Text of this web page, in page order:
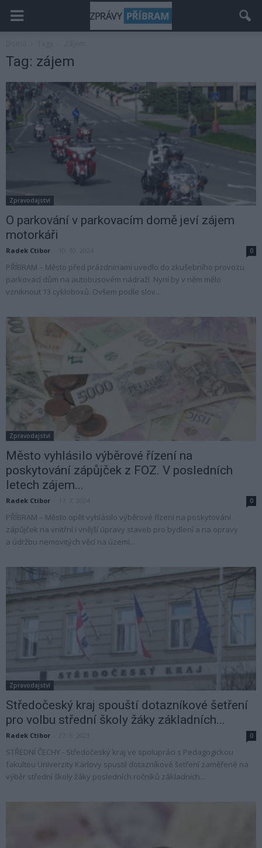
Tag: zájem
Zpravodajství
O parkování v parkovacím domě jeví zájem
motorkáři
Radek Ctibor 0
PŘÍBRAM – Město před prázdninami uvedlo do zkušebního provozu
parkovací dům na autobusovém nádraží. Nyní by v něm mělo
vzniknout 13 cykloboxů. Ovšem podle slov...
Zpravodajství
Město vyhlásilo výběrové řízení na
poskytování zápůjček z FOZ. V posledních
letech zájem...
Radek Ctibor 0
PŘÍBRAM – Město opět vyhlásilo výběrové řízení na poskytování
zápůjček na vnitřní i vnější úpravy staveb pro bydlení a na opravy
a údržbu nemovitých věcí na území...
Zpravodajství
Středočeský kraj spouští dotazníkové šetření
pro volbu střední školy žáky základních...
Radek Ctibor 0
STŘEDNÍ ČECHY - Středočeský kraj ve spolupráci s Pedagogickou
fakultou Univerzity Karlovy spustil dotazníkové šetření zaměřené na
výběr střední školy žáky posledních ročníků základních...